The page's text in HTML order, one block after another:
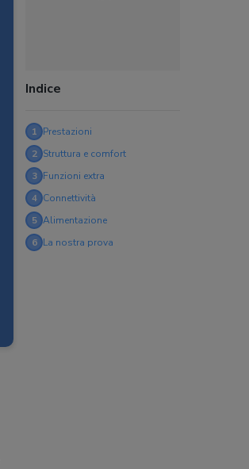
Indice
1 Prestazioni
2 Struttura e comfort
3 Funzioni extra
4 Connettività
5 Alimentazione
6 La nostra prova